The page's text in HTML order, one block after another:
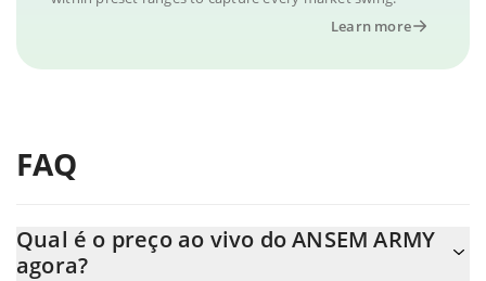
Learn more
FAQ
Qual é o preço ao vivo do ANSEM ARMY
agora?